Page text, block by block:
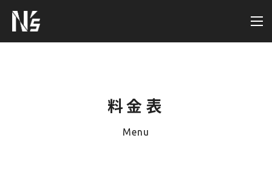
料金表
Menu